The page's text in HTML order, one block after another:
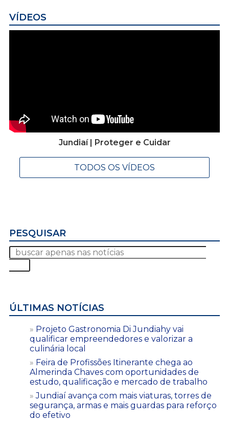
VÍDEOS
Jundiaí | Proteger e Cuidar
TODOS OS VÍDEOS
PESQUISAR
ÚLTIMAS NOTÍCIAS
Projeto Gastronomia Di Jundiahy vai
qualificar empreendedores e valorizar a
culinária local
Feira de Profissões Itinerante chega ao
Almerinda Chaves com oportunidades de
estudo, qualificação e mercado de trabalho
Jundiaí avança com mais viaturas, torres de
segurança, armas e mais guardas para reforço
do efetivo